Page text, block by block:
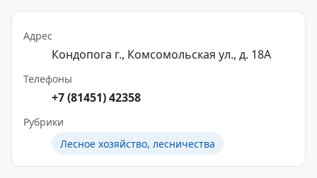
Адрес
Кондопога г., Комсомольская ул., д. 18А
Телефоны
+7 (81451) 42358
Рубрики
Лесное хозяйство, лесничества